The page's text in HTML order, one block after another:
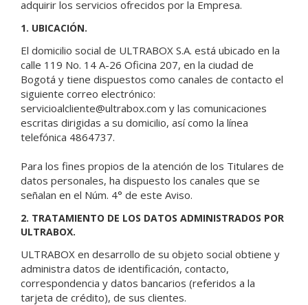
adquirir los servicios ofrecidos por la Empresa.
1. UBICACIÓN.
El domicilio social de ULTRABOX S.A. está ubicado en la
calle 119 No. 14 A-26 Oficina 207, en la ciudad de
Bogotá y tiene dispuestos como canales de contacto el
siguiente correo electrónico:
servicioalcliente@ultrabox.com y las comunicaciones
escritas dirigidas a su domicilio, así como la línea
telefónica 4864737.
Para los fines propios de la atención de los Titulares de
datos personales, ha dispuesto los canales que se
señalan en el Núm. 4° de este Aviso.
2. TRATAMIENTO DE LOS DATOS ADMINISTRADOS POR
ULTRABOX.
ULTRABOX en desarrollo de su objeto social obtiene y
administra datos de identificación, contacto,
correspondencia y datos bancarios (referidos a la
tarjeta de crédito), de sus clientes.